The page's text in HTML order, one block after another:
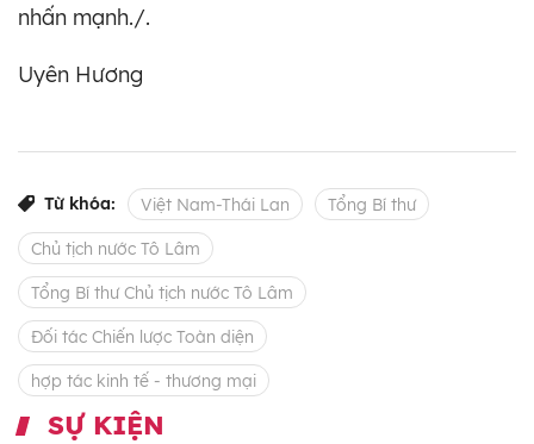
nhấn mạnh./.
Uyên Hương
Từ khóa: Việt Nam-Thái Lan Tổng Bí thư
Chủ tịch nước Tô Lâm
Tổng Bí thư Chủ tịch nước Tô Lâm
Đối tác Chiến lược Toàn diện
hợp tác kinh tế - thương mại
SỰ KIỆN